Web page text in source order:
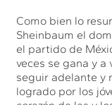
Como bien lo
Sheinbaum el
el partido de
veces se gana y
seguir adelante y
logrado por los